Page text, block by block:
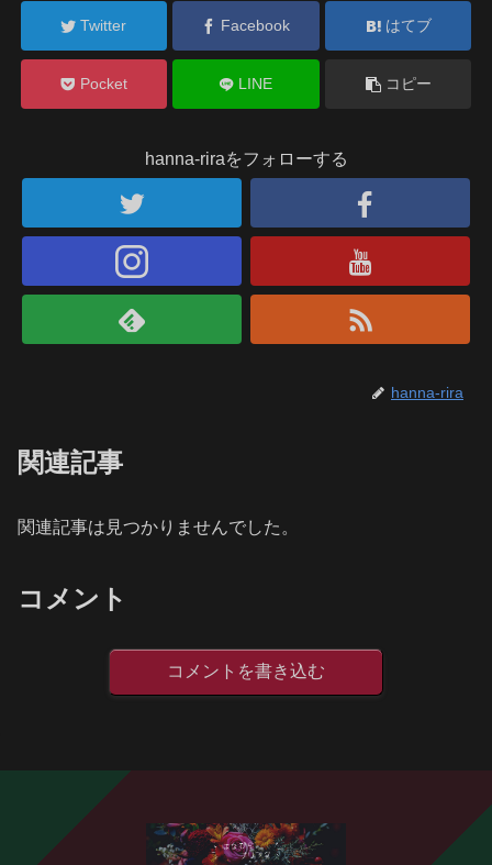
Twitter Facebook はてブ
Pocket LINE コピー
hanna-riraをフォローする
hanna-rira
関連記事
関連記事は見つかりませんでした。
コメント
コメントを書き込む